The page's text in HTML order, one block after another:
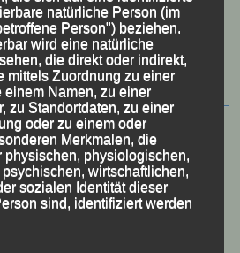
Jahre LG Passau
Festzschrift
– Pörndorf, 01.08.2026
Tusset, 01.08.2026
26.07.2026
Österreich, 25.07.2026
natürliche Person (im
Person") beziehen.
wird eine natürliche
die direkt oder indirekt,
mittels Zuordnung zu einer
einem Namen, zu einer
zu Standortdaten, zu einer
oder zu einem oder
Merkmalen, die
physischen, physiologischen,
wirtschaftlichen,
sozialen Identität dieser
sind, identifiziert werden